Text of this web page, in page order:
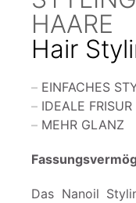
HAARE
Hair
EINFACHES
IDEALE FRISUR
MEHR GLANZ
Das Nanoil